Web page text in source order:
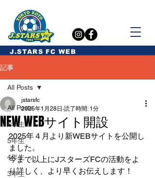
​J.STARS FC WEB
記事
All Posts
6年生
5年生
4年生
3年生
All Posts
NEW WEBサイト開設
jstarsfc
2025年1月28日 読了時間: 1分
2025年４月より新WEBサイトを公開し
ました。
今まで以上にJスターズFCの活動をよ
り詳しく、より早くお伝えします！